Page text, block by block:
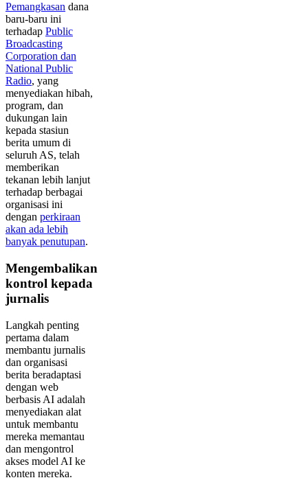
Pemangkasan dana
baru-baru ini
terhadap Public
Broadcasting
Corporation dan
National Public
Radio, yang
menyediakan hibah,
program, dan
dukungan lain
kepada stasiun
berita umum di
seluruh AS, telah
memberikan
tekanan lebih lanjut
terhadap berbagai
organisasi ini
dengan perkiraan
akan ada lebih
banyak penutupan.
Mengembalikan
kontrol kepada
jurnalis
Langkah penting
pertama dalam
membantu jurnalis
dan organisasi
berita beradaptasi
dengan web
berbasis AI adalah
menyediakan alat
untuk membantu
mereka memantau
dan mengontrol
akses model AI ke
konten mereka.